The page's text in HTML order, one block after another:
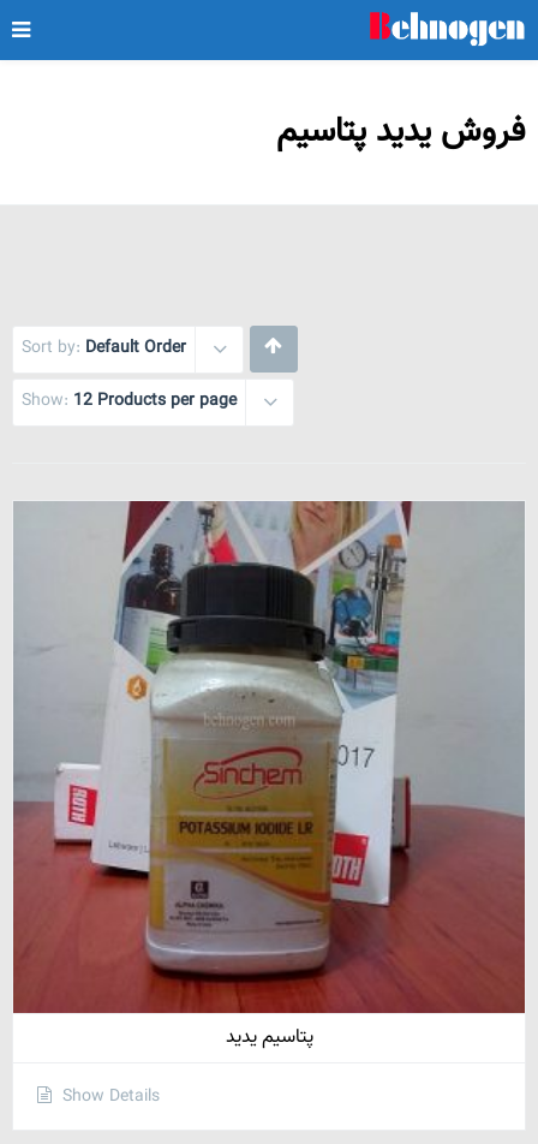
فروش یدید پتاسیم
Sort by: Default Order
Show: 12 Products per page
پتاسیم یدید
Show Details